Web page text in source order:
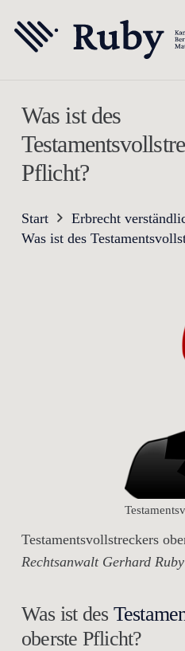
Was ist des
Pflicht?
Start
Erbrecht
Was ist des
Testamentsvollstreckers
Rechtsanwalt Gerhard Ruby
Was ist des
oberste Pflicht?